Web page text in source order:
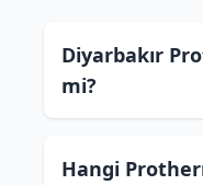
Diyarbakır
mi?
Hangi